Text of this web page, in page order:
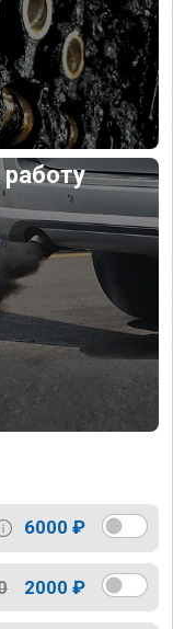
6000 ₽
2000 ₽